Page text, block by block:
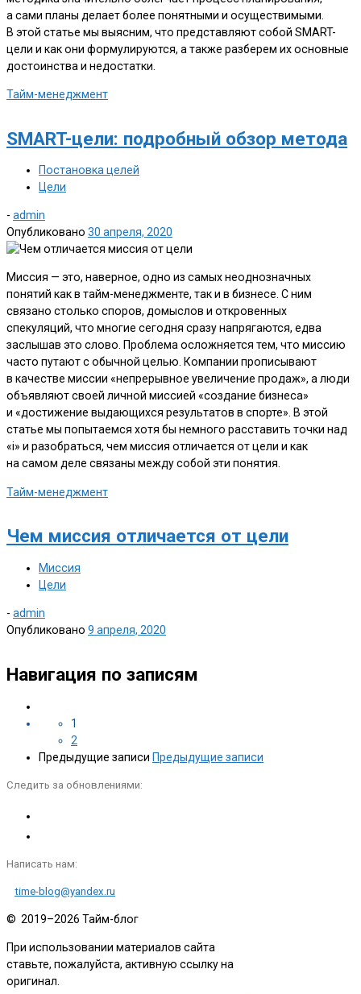
а сами планы делает более понятными и осуществимыми.
В этой статье мы выясним, что представляют собой SMART-
цели и как они формулируются, а также разберем их основные
достоинства и недостатки.
Тайм-менеджмент
SMART-цели: подробный обзор метода
Постановка целей
Цели
- admin
Опубликовано 30 апреля, 2020
Миссия — это, наверное, одно из самых неоднозначных
понятий как в тайм-менеджменте, так и в бизнесе. С ним
связано столько споров, домыслов и откровенных
спекуляций, что многие сегодня сразу напрягаются, едва
заслышав это слово. Проблема осложняется тем, что миссию
часто путают с обычной целью. Компании прописывают
в качестве миссии «непрерывное увеличение продаж», а люди
объявляют своей личной миссией «создание бизнеса»
и «достижение выдающихся результатов в спорте». В этой
статье мы попытаемся хотя бы немного расставить точки над
«i» и разобраться, чем миссия отличается от цели и как
на самом деле связаны между собой эти понятия.
Тайм-менеджмент
Чем миссия отличается от цели
Миссия
Цели
- admin
Опубликовано 9 апреля, 2020
Навигация по записям
1
2
Предыдущие записи Предыдущие записи
Следить за обновлениями:
Написать нам:
time-blog@yandex.ru
© 2019–2026 Тайм-блог
При использовании материалов сайта
ставьте, пожалуйста, активную ссылку на
оригинал.